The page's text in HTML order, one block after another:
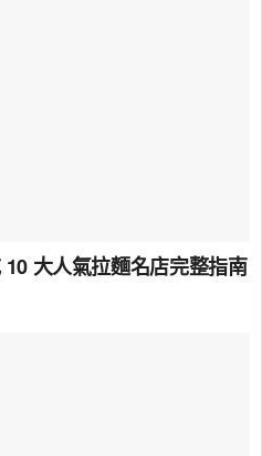
大人氣拉麵名店完整指南